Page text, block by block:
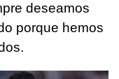
deseamos
porque hemos